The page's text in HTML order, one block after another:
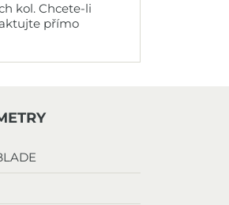
kol. Chcete-li
přímo